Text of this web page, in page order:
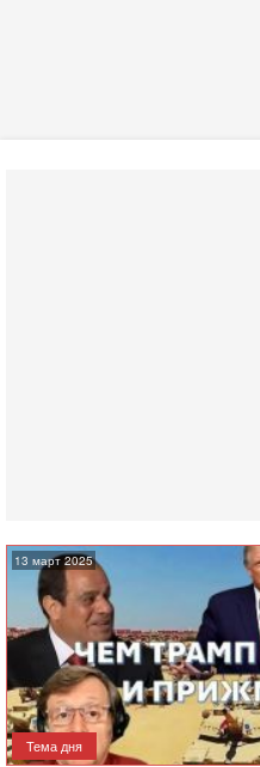
13 март 2025
Тема дня